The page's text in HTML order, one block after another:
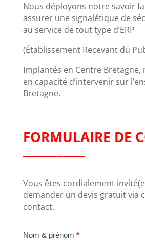
Nous déployons notre savoir
assurer une signalétique de
au service de tout type d’ERP
(Établissement Recevant du
Implantés en Centre Bretagne,
en capacité d’intervenir sur
Bretagne.
FORMULAIRE DE
Vous êtes cordialement
demander un devis gratuit via
contact.
Contact
Nom & prénom *